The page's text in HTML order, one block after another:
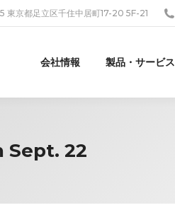
東京都足立区千住中居町17-20 5F-21
会社情報 製品・サービス
Sept. 22